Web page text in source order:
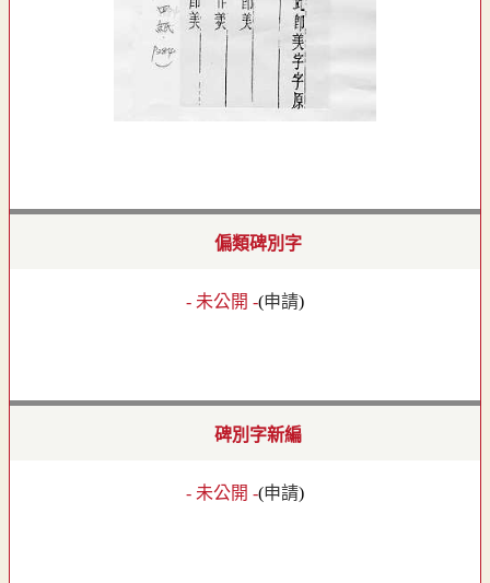
偏類碑別字
- 未公開 -(申請)
碑別字新編
- 未公開 -(申請)